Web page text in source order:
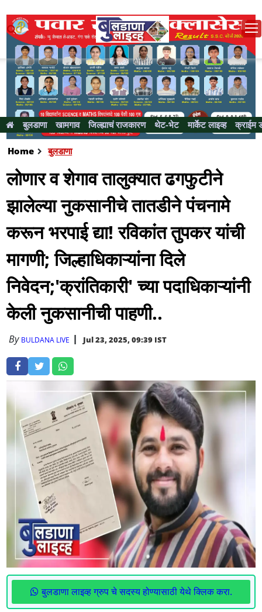
बुलडाणा खामगाव जिल्ह्याचं राजकारण थेट-भेट मार्केट लाइव्ह क्राईम
Home बुलडाणा
लोणार व शेगाव तालुक्यात ढगफुटीने
झालेल्या नुकसानीचे तातडीने पंचनामे
करून भरपाई द्या! रविकांत तुपकर यांची
मागणी; जिल्हाधिकाऱ्यांना दिले
निवेदन;'क्रांतिकारी' च्या पदाधिकाऱ्यांनी
केली नुकसानीची पाहणी..
By BULDANA LIVE Jul 23, 2025, 09:39 IST
बुलडाणा लाइव्ह ग्रुप चे सदस्य होण्यासाठी येथे क्लिक करा.